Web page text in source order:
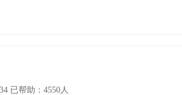
已帮助： 4550人